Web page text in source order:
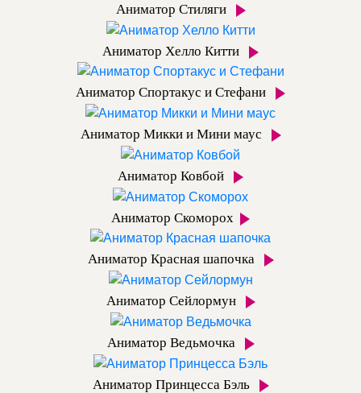
Аниматор Стиляги
Аниматор Хелло Китти
Аниматор Спортакус и Стефани
Аниматор Микки и Мини маус
Аниматор Ковбой
Аниматор Скоморох
Аниматор Красная шапочка
Аниматор Сейлормун
Аниматор Ведьмочка
Аниматор Принцесса Бэль